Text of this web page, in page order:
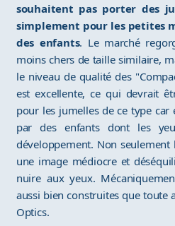
souhaitent pas porter des
simplement pour les petites
des enfants. Le marché
moins chers de taille similaire,
le niveau de qualité des
est excellente, ce qui devrait
pour les jumelles de ce type car
par des enfants dont les
développement. Non
une image médiocre et
nuire aux yeux.
aussi bien construites que toute
Optics.